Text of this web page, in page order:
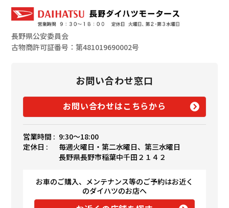
長野県公安委員会
古物商許可証番号：第481019690002号
お問い合わせ窓口
お問い合わせはこちらから
営業時間 : 9:30〜18:00
定休日 :
毎週火曜日・第二水曜日、第三水曜日
長野県長野市稲葉中千田２１４２
お車のご購入、メンテナンス等のご予約はお近く
のダイハツのお店へ